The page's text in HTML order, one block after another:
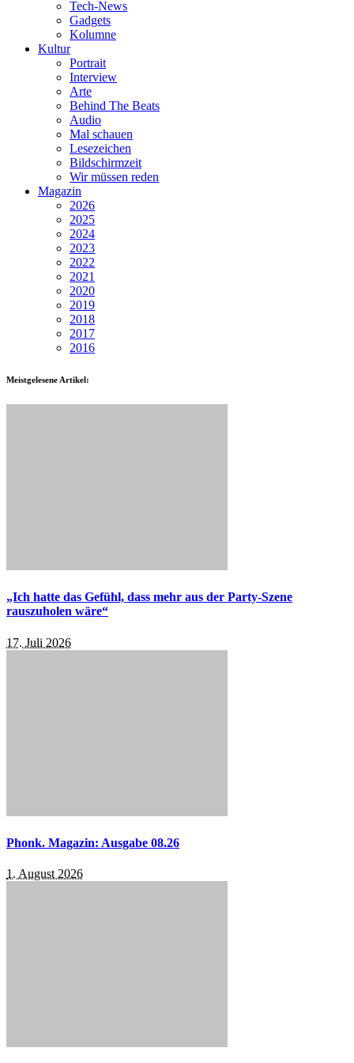
Tech-News
Gadgets
Kolumne
Kultur
Portrait
Interview
Arte
Behind The Beats
Audio
Mal schauen
Lesezeichen
Bildschirmzeit
Wir müssen reden
Magazin
2026
2025
2024
2023
2022
2021
2020
2019
2018
2017
2016
Meistgelesene Artikel:
„Ich hatte das Gefühl, dass mehr aus der Party-Szene
rauszuholen wäre“
17. Juli 2026
Phonk. Magazin: Ausgabe 08.26
1. August 2026